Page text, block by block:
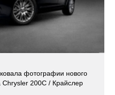
фотографии нового
Chrysler 200C / Крайслер